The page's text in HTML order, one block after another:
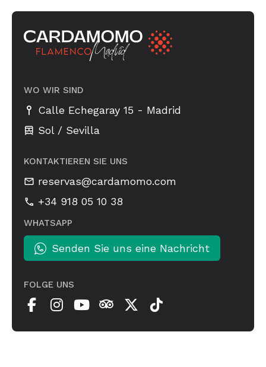
WO WIR SIND
Calle Echegaray 15 - Madrid
Sol / Sevilla
KONTAKTIEREN SIE UNS
reservas@cardamomo.com
+34 918 05 10 38
WHATSAPP
Senden Sie uns eine Nachricht
FOLGE UNS